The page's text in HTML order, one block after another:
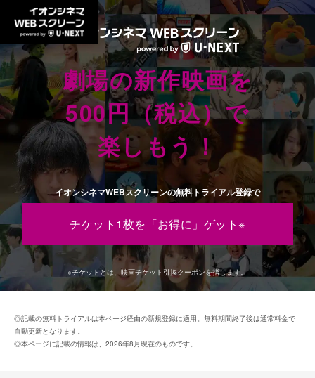
本文へスキップ
劇場の新作映画を
500円（税込）で
楽しもう！
イオンシネマWEBスクリーンの無料トライアル登録で
チケット1枚を「お得に」ゲット※
※チケットとは、映画チケット引換クーポンを指します。
◎記載の無料トライアルは本ページ経由の新規登録に適用。無料期間終了後は通常料金で
自動更新となります。
◎本ページに記載の情報は、2026年8月現在のものです。